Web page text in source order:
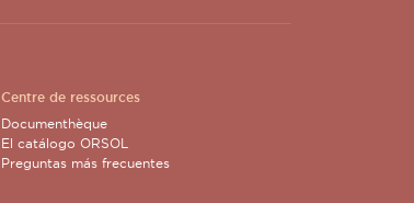
Centre de ressources
Documenthèque
El catálogo ORSOL
Preguntas más frecuentes